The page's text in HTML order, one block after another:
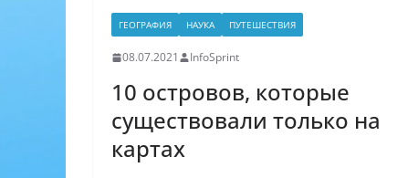
ГЕОГРАФИЯ НАУКА ПУТЕШЕСТВИЯ
08.07.2021 InfoSprint
10 островов, которые
существовали только на
картах